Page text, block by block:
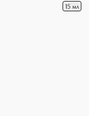
15 мл